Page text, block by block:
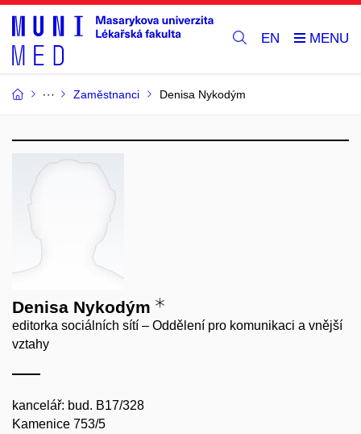
EN
Zaměstnanci Denisa Nykodým
Denisa Nykodým
editorka sociálních sítí – Oddělení pro komunikaci a vnější
vztahy
kancelář: bud. B17/328
Kamenice 753/5